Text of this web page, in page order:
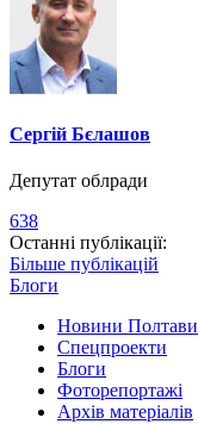
Сергій Бєлашов
Депутат облради
638
Останні публікації:
Більше публікацій
Блоги
Новини Полтави
Спецпроекти
Блоги
Фоторепортажі
Архів матеріалів